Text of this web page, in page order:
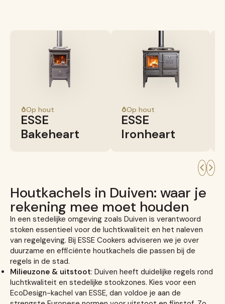
Op hout
ESSE
Bakeheart
Op hout
ESSE
Ironheart
Houtkachels in Duiven: waar je
rekening mee moet houden
In een stedelijke omgeving zoals Duiven is verantwoord
stoken essentieel voor de luchtkwaliteit en het naleven
van regelgeving. Bij ESSE Cookers adviseren we je over
duurzame en efficiënte houtkachels die passen bij de
regels in de stad.
Milieuzone & uitstoot: Duiven heeft duidelijke regels rond
luchtkwaliteit en stedelijke stookzones. Kies voor een
EcoDesign-kachel van ESSE, dan voldoe je aan de